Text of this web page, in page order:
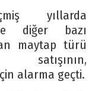
yıllarda
diğer bazı
maytap türü
satışının,
alarma geçti.